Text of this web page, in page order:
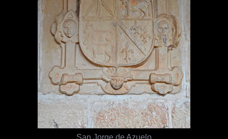
San Jorge de Azuelo